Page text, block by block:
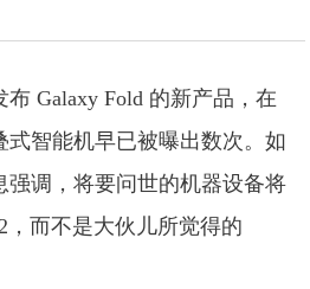
Galaxy Fold 的新产品，在
式智能机早已被曝出数次。如
强调，将要问世的机器设备将
，而不是大伙儿所觉得的